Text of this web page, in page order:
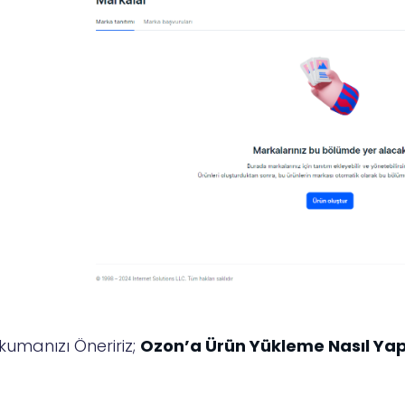
Öneririz; Ozon’a Ürün Yükleme Nasıl